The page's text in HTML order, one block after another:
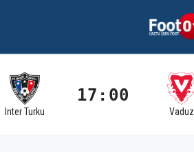
Inter Turku
17:00
Vaduz